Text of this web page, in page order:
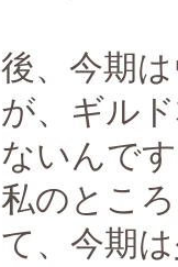
後、今期
が、ギル
ないんで
私のとこ
て、今期